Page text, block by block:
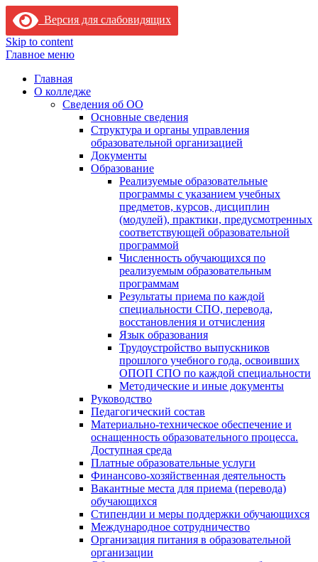
Версия для слабовидящих
Skip to content
Главное меню
Главная
О колледже
Сведения об ОО
Основные сведения
Структура и органы управления
образовательной организацией
Документы
Образование
Реализуемые образовательные
программы с указанием учебных
предметов, курсов, дисциплин
(модулей), практики, предусмотренных
соответствующей образовательной
программой
Численность обучающихся по
реализуемым образовательным
программам
Результаты приема по каждой
специальности СПО, перевода,
восстановления и отчисления
Язык образования
Трудоустройство выпускников
прошлого учебного года, освоивших
ОПОП СПО по каждой специальности
Методические и иные документы
Руководство
Педагогический состав
Материально-техническое обеспечение и
оснащенность образовательного процесса.
Доступная среда
Платные образовательные услуги
Финансово-хозяйственная деятельность
Вакантные места для приема (перевода)
обучающихся
Стипендии и меры поддержки обучающихся
Международное сотрудничество
Организация питания в образовательной
организации